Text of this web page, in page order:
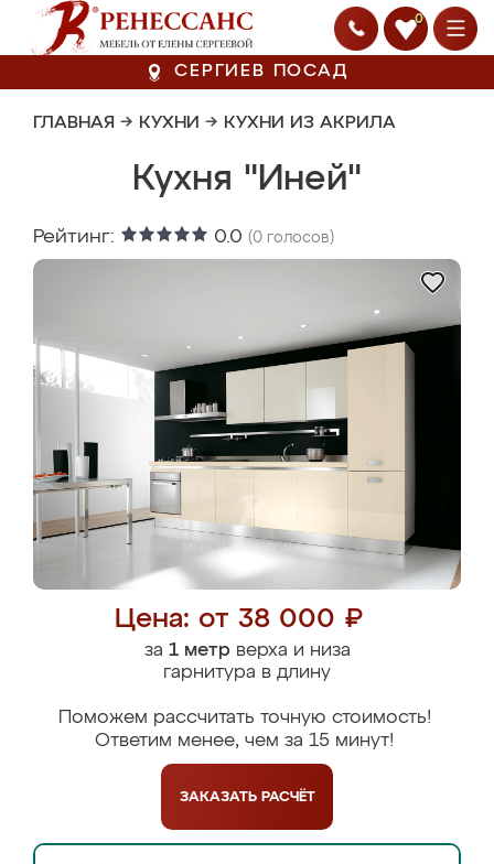
0
СЕРГИЕВ ПОСАД
ГЛАВНАЯ → КУХНИ → КУХНИ ИЗ АКРИЛА
Кухня "Иней"
Рейтинг: 0.0 (0 голосов)
Цена: от 38 000 ₽
за 1 метрверха и низа
гарнитура в длину
Поможем рассчитать точную стоимость!
Ответим менее, чем за 15 минут!
ЗАКАЗАТЬ РАСЧЁТ